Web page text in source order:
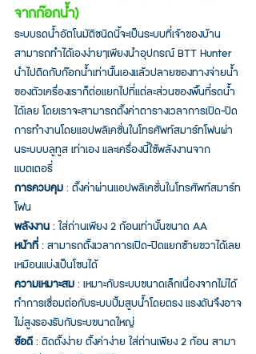
จากก๊อกน้ำ)
ระบบรดน้ำอัตโนมัติชนิดนี้จะเป็นระบบที่เจ้าของบ้าน
สามารถทำได้เองง่ายๆเพียงนำอุปกรณ์ BTT Hunter
นำไปติดกับก๊อกน้ำเท่านั้นเองแล้วปลายของทางจ่ายน้ำ
ของตัวเครื่องเราก็ต่อแยกไปที่แต่ละส่วนของพื้นที่รดน้ำ
ได้เลย โดยเราจะสามารถตั้งค่าตารางเวลาการเปิด-ปิด
การทำงานโดยแอปพลิเคชั่นในโทรศัพท์สมาร์ทโฟนผ่า
นระบบบลูทูส เท่าเอง และเครื่องนี้ใช้พลังงานจาก
แบตเตอรี่
การควบคุม : ตั้งค่าผ่านแอปพลิเคชั่นในโทรศัพท์สมาร์ท
โฟน
พลังงาน : ใส่ถ่านเพียง 2 ก้อนเท่านั้นขนาด AA
หน้าที่ : สามารถตั้งเวลาการเปิด-ปิดแยกซ้ายขวาได้เลย
เหมือนแบ่งเป็นโซนได้
ความเหมาะสม : เหมาะกับระบบขนาดเล็กเนื่องจากไม่ได้
ทำการเชื่อมต่อกับระบบปั้มสูบน้ำโดยตรง แรงดันจึงอาจ
ไม่สูงรองรับกับระบขนาดใหญ่
ข้อดี : ติดตั้งง่าย ตั้งค่าง่าย ใส่ถ่านเพียง 2 ก้อน สามา